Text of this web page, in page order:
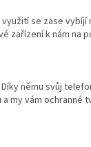
se zase vybíjí
zařízení k nám na
němu svůj
my vám ochranné